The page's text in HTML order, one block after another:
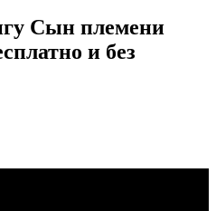
Сын племени
и без